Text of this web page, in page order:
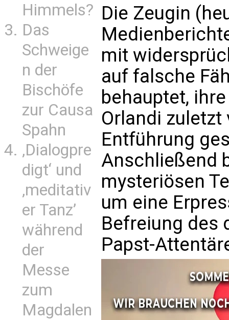
Himmels?
Das
Schweige
n der
Bischöfe
zur Causa
Spahn
‚Dialogpre
digt‘ und
‚meditativ
er Tanz’
während
der
Messe
zum
Magdalen
Die Zeugin
mit
auf falsche
behauptet,
Orlandi
Entführung
Anschließend
mysteriösen
um eine
Befreiung des
Papst-